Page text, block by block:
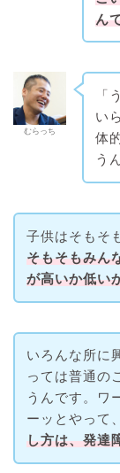
ん
むらっち
「
い
体
う
子供はそもそ
そもそもみん
が高いか低い
いろんな所に
っては普通の
うんです。ワ
ーッとやって
し方は、発達